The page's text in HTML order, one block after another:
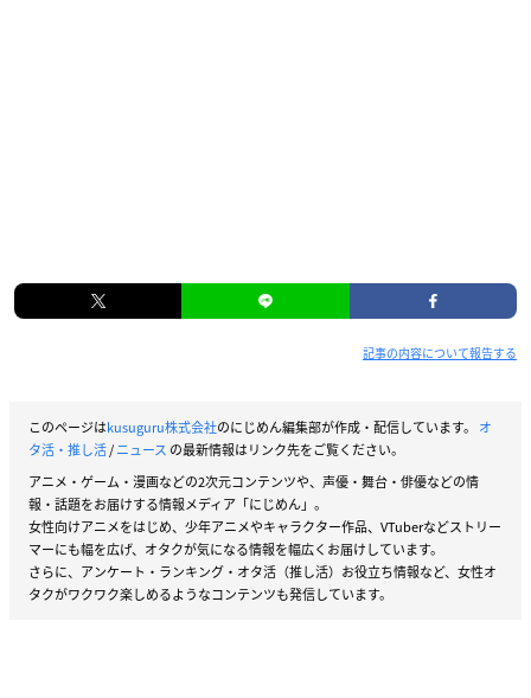
記事の内容について報告する
このページはkusuguru株式会社のにじめん編集部が作成・配信しています。 オ
タ活・推し活/ニュース の最新情報はリンク先をご覧ください。
アニメ・ゲーム・漫画などの2次元コンテンツや、声優・舞台・俳優などの情
報・話題をお届けする情報メディア「にじめん」。
女性向けアニメをはじめ、少年アニメやキャラクター作品、VTuberなどストリー
マーにも幅を広げ、オタクが気になる情報を幅広くお届けしています。
さらに、アンケート・ランキング・オタ活（推し活）お役立ち情報など、女性オ
タクがワクワク楽しめるようなコンテンツも発信しています。